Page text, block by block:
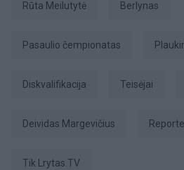
Rūta Meilutytė Berlynas
pasaulio čempionatas
diskvalifikacija teisėjai
Deividas Margevičius
tik Lrytas.TV